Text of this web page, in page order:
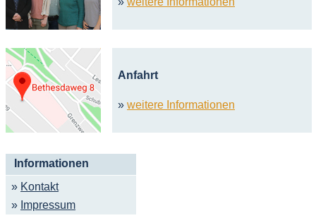
Anfahrt
» weitere Informationen
Informationen
» Kontakt
» Impressum